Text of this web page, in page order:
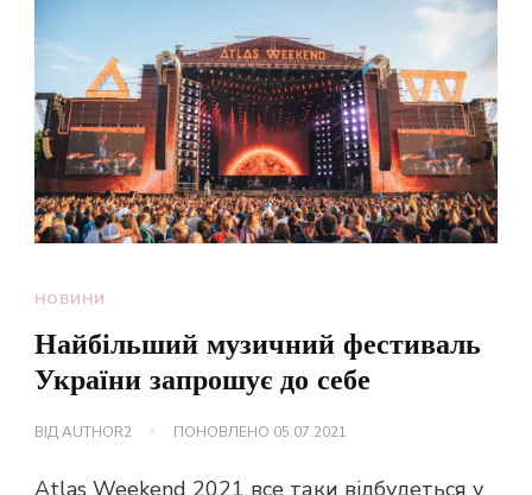
НОВИНИ
Найбільший музичний фестиваль
України запрошує до себе
ВІДAUTHOR2 ПОНОВЛЕНО 05.07.2021
Atlas Weekend 2021 все таки відбудеться у